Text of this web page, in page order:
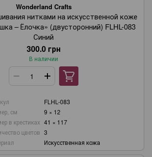
Wonderland Crafts
нитками на искусственной коже
– Ёлочка» (двусторонний) FLHL-083
Синий
300.0 грн
В наличии
FLHL-083
см
9 × 12
в крестиках 41 × 117
цветов 3
Искусственная кожа